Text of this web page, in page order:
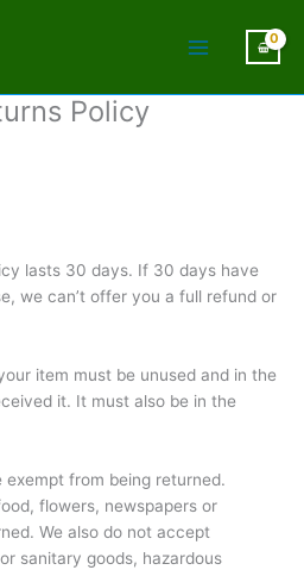
Policy
lasts 30 days. If 30 days have
we can’t offer you a full refund or
item must be unused and in the
it. It must also be in the
from being returned.
flowers, newspapers or
We also do not accept
sanitary goods, hazardous